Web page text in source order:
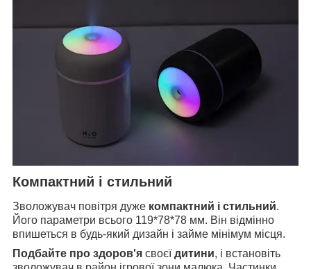
Компактний і стильний
Зволожувач повітря дуже компактний і стильний.
Його параметри всього 119*78*78 мм. Він відмінно
впишеться в будь-який дизайн і займе мінімум місця.
Подбайте про здоров'я своєїдитини, і встановіть